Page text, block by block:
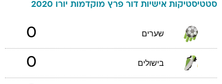
סטטיסטיקות אישיות דור פרץ מוקדמות יורו 2020
שערים 0
בישולים 0